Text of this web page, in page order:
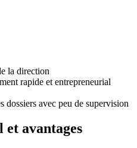
la direction
rapide et entrepreneurial
dossiers avec peu de supervision
avantages